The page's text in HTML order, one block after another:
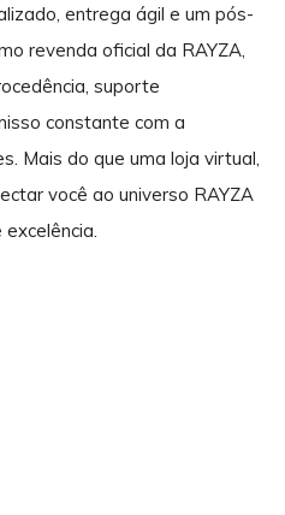
entrega ágil e um pós-
revenda oficial da RAYZA,
suporte
constante com a
Mais do que uma loja virtual,
você ao universo RAYZA